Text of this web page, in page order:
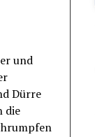
und
Dürre
die